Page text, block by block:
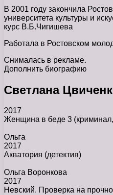
В 2001 году закончила
университета культуры и
курс В.Б.Чигишева
Работала в Ростовском
Снималась в рекламе.
Дополнить биографию
Светлана
2017
Женщина в беде 3
Ольга
2017
Акватория (детектив)
Ольга Воронкова
2017
Невский. Проверка на